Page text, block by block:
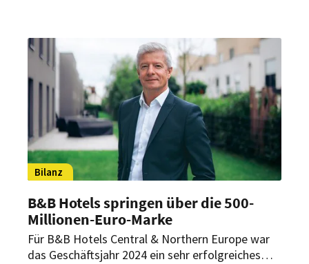
Konzern seinen markenorientierten
Expansionskurs fort.
Bilanz
B&B Hotels springen über die 500-
Millionen-Euro-Marke
Für B&B Hotels Central & Northern Europe war
das Geschäftsjahr 2024 ein sehr erfolgreiches